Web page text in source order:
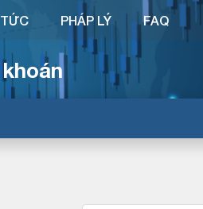
PHÁP LÝ FAQ